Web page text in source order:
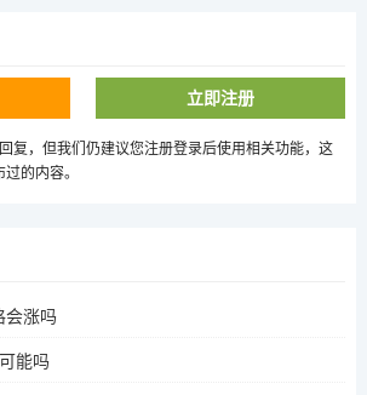
立即注册
复，但我们仍建议您注册登录后使用相关功能，这
的内容。
会涨吗
能吗